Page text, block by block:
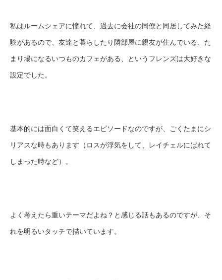
私はルームシェアに憧れて、過去に会社の同僚と同居してみた経
験があるので、友達と暮らしたり隣部屋に親友が住んでいる、た
まり場になるいつものカフェがある、というフレンズは大好きな
設定でした。
基本的には面白くて笑えるエピソードなのですが、ごくたまにシ
リアスな時もあります（ロスが浮気をして、レイチェルにばれて
しまった時など）。
よく考えたら重いテーマだよね？と感じる話もあるのですが、そ
れを明るいタッチで描いています。